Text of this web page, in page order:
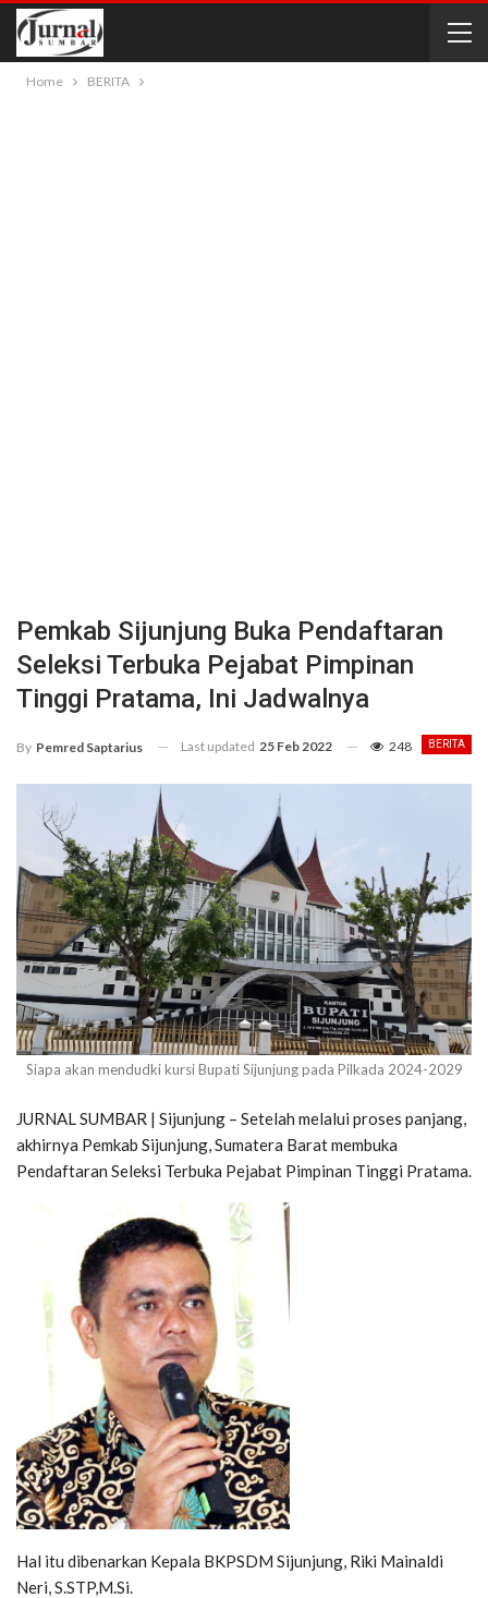
Home BERITA
Pemkab Sijunjung Buka Pendaftaran
Seleksi Terbuka Pejabat Pimpinan
Tinggi Pratama, Ini Jadwalnya
BERITA
By Pemred Saptarius Last updated 25 Feb 2022 248
Siapa akan mendudki kursi Bupati Sijunjung pada Pilkada 2024-2029
JURNAL SUMBAR | Sijunjung – Setelah melalui proses panjang,
akhirnya Pemkab Sijunjung, Sumatera Barat membuka
Pendaftaran Seleksi Terbuka Pejabat Pimpinan Tinggi Pratama.
Hal itu dibenarkan Kepala BKPSDM Sijunjung, Riki Mainaldi
Neri, S.STP,M.Si.